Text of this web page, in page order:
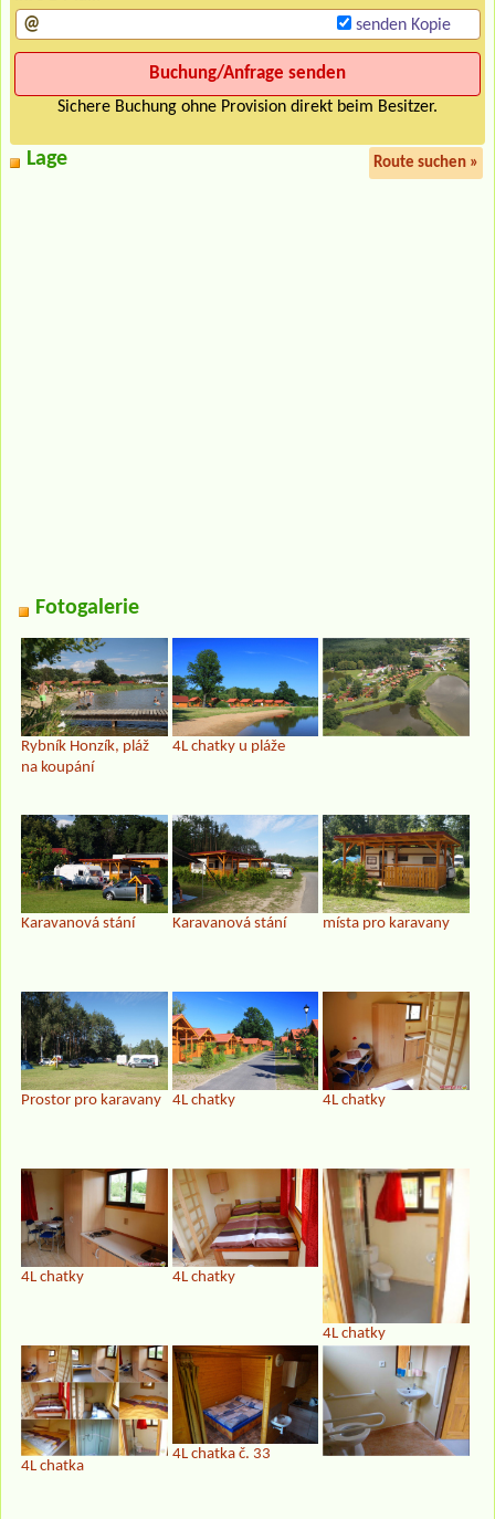
senden Kopie
Sichere Buchung ohne Provision direkt beim Besitzer.
Lage Route suchen »
Fotogalerie
Rybník Honzík, pláž
na koupání
4L chatky u pláže
Karavanová stání Karavanová stání místa pro karavany
Prostor pro karavany 4L chatky 4L chatky
4L chatky 4L chatky
4L chatky
4L chatka
4L chatka č. 33